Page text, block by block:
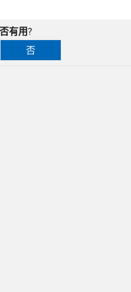
有用?
否